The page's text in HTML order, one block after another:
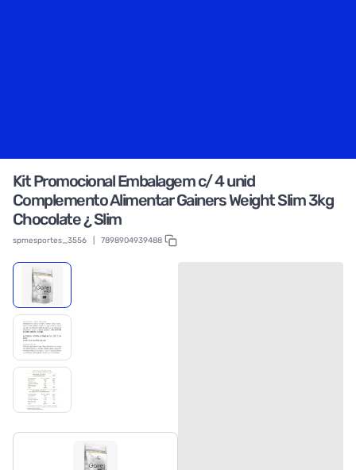
Kit Promocional Embalagem c/ 4 unid
Complemento Alimentar Gainers Weight Slim 3kg
Chocolate ¿ Slim
spmesportes_3556 7898904939488